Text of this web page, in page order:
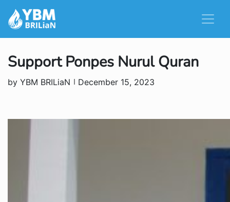
Support Ponpes Nurul Quran
by YBM BRILiaN December 15, 2023